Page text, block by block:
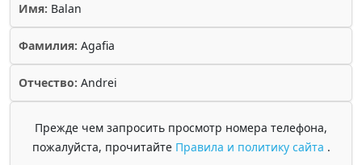
Имя: Balan
Фамилия: Agafia
Отчество: Andrei
Прежде чем запросить просмотр номера телефона,
пожалуйста, прочитайте Правила и политику сайта .